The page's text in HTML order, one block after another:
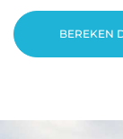
BEREKEN